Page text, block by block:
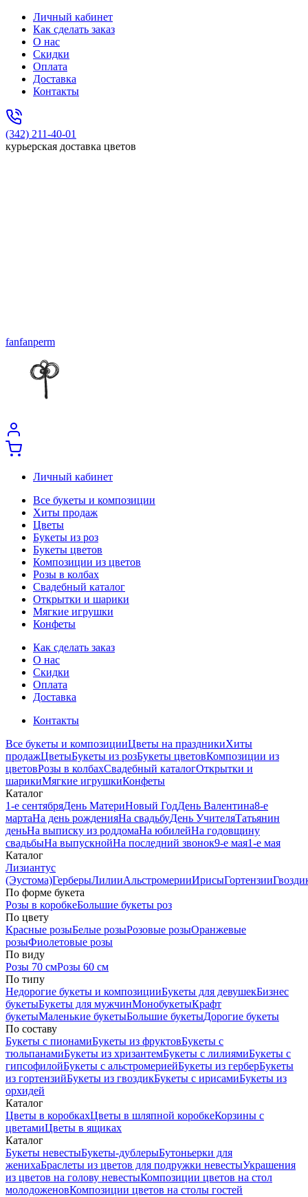
Личный кабинет
Как сделать заказ
О нас
Скидки
Оплата
Доставка
Контакты
(342) 211-40-01
курьерская доставка цветов
fanfanperm
Личный кабинет
Все букеты и композиции
Хиты продаж
Цветы
Букеты из роз
Букеты цветов
Композиции из цветов
Розы в колбах
Свадебный каталог
Открытки и шарики
Мягкие игрушки
Конфеты
Как сделать заказ
О нас
Скидки
Оплата
Доставка
Контакты
Все букеты и композицииЦветы на праздникиХиты
продажЦветыБукеты из розБукеты цветовКомпозиции из
цветовРозы в колбахСвадебный каталогОткрытки и
шарикиМягкие игрушкиКонфеты
Каталог
1-е сентябряДень МатериНовый ГодДень Валентина8-е
мартаНа день рожденияНа свадьбуДень УчителяТатьянин
деньНа выписку из роддомаНа юбилейНа годовщину
свадьбыНа выпускнойНа последний звонок9-е мая1-е мая
Каталог
Лизиантус
(Эустома)ГерберыЛилииАльстромерииИрисыГортензии
По форме букета
Розы в коробкеБольшие букеты роз
По цвету
Красные розыБелые розыРозовые розыОранжевые
розыФиолетовые розы
По виду
Розы 70 смРозы 60 см
По типу
Недорогие букеты и композицииБукеты для девушекБизнес
букетыБукеты для мужчинМонобукетыКрафт
букетыМаленькие букетыБольшие букетыДорогие букеты
По составу
Букеты с пионамиБукеты из фруктовБукеты с
тюльпанамиБукеты из хризантемБукеты с лилиямиБукеты с
гипсофилойБукеты с альстромериейБукеты из герберБукеты
из гортензийБукеты из гвоздикБукеты с ирисамиБукеты из
орхидей
Каталог
Цветы в коробкахЦветы в шляпной коробкеКорзины с
цветамиЦветы в ящиках
Каталог
Букеты невестыБукеты-дублерыБутоньерки для
женихаБраслеты из цветов для подружки невестыУкрашения
из цветов на голову невестыКомпозиции цветов на стол
молодоженовКомпозиции цветов на столы гостей